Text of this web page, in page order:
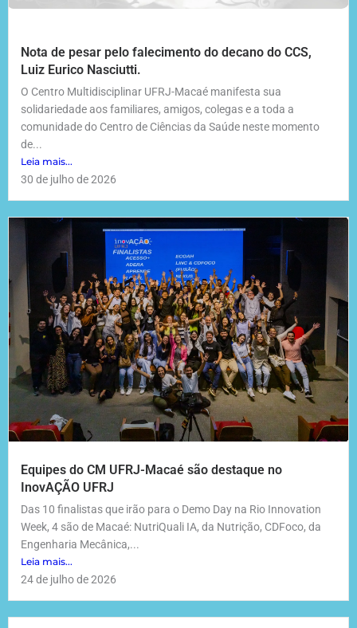
Nota de pesar pelo falecimento do decano do CCS,
Luiz Eurico Nasciutti.
O Centro Multidisciplinar UFRJ-Macaé manifesta sua
solidariedade aos familiares, amigos, colegas e a toda a
comunidade do Centro de Ciências da Saúde neste momento
de...
Leia mais...
30 de julho de 2026
Equipes do CM UFRJ-Macaé são destaque no
InovAÇÃO UFRJ
Das 10 finalistas que irão para o Demo Day na Rio Innovation
Week, 4 são de Macaé: NutriQuali IA, da Nutrição, CDFoco, da
Engenharia Mecânica,...
Leia mais...
24 de julho de 2026